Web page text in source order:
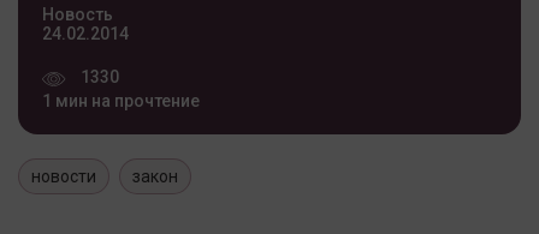
Новость
24.02.2014
1330
1 мин на прочтение
новости закон